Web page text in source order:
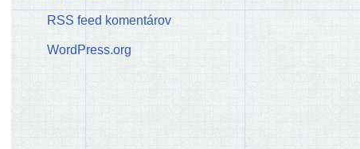
RSS feed komentárov
WordPress.org